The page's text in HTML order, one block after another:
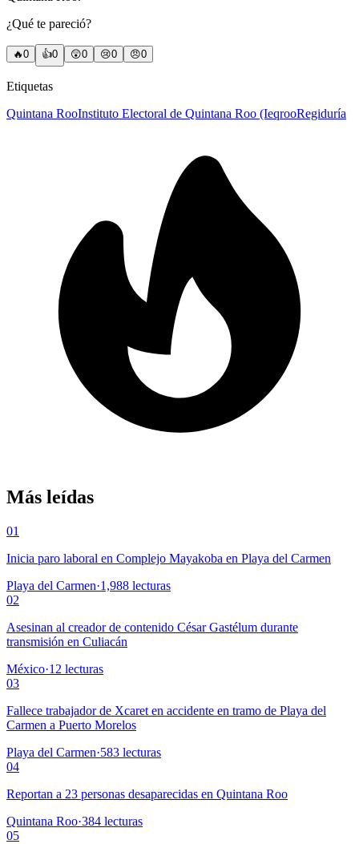
¿Qué te pareció?
🔥0 👍0 😲0 😢0 😠0
Etiquetas
Quintana RooInstituto Electoral de Quintana Roo (IeqrooRegiduría
Más leídas
01
Inicia paro laboral en Complejo Mayakoba en Playa del Carmen
Playa del Carmen·1,988 lecturas
02
Asesinan al creador de contenido César Gastélum durante
transmisión en Culiacán
México·12 lecturas
03
Fallece trabajador de Xcaret en accidente en tramo de Playa del
Carmen a Puerto Morelos
Playa del Carmen·583 lecturas
04
Reportan a 23 personas desaparecidas en Quintana Roo
Quintana Roo·384 lecturas
05